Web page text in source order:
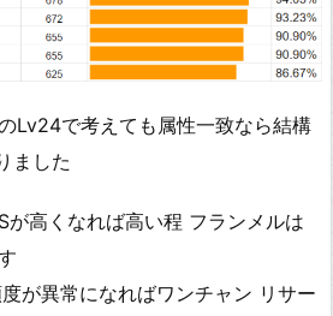
Lv24で考えても属性一致なら結構
ました
が高くなれば高い程 フランメルは
が異常になればワンチャン リサー